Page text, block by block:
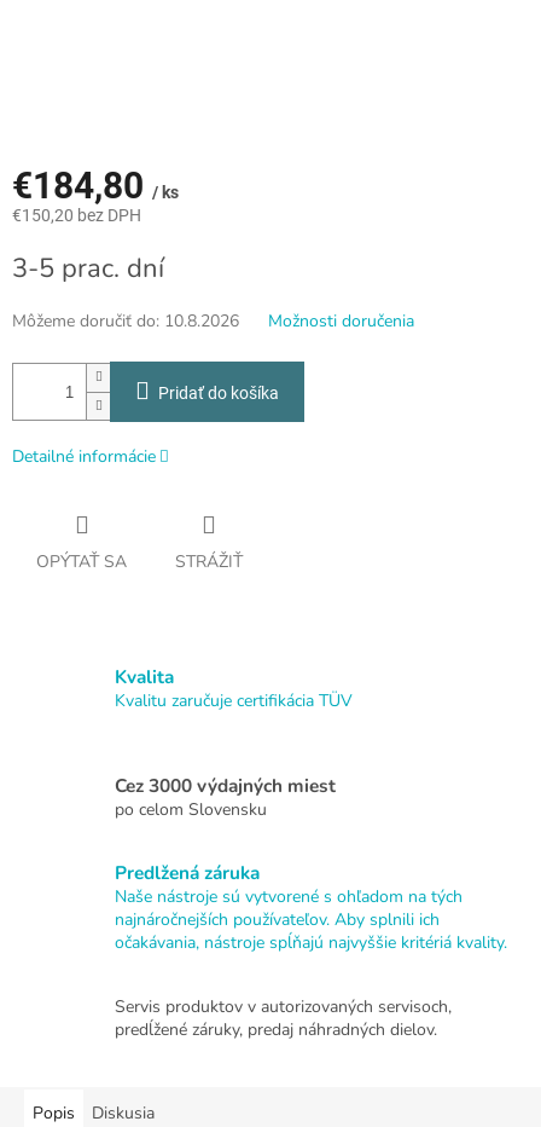
€184,80 / ks
€150,20 bez DPH
cena:
3-5 prac. dní
Môžeme doručiť do: 10.8.2026 Možnosti doručenia
Pridať do košíka
Detailné informácie
OPÝTAŤ SA STRÁŽIŤ
Kvalita
Kvalitu zaručuje certifikácia TÜV
Cez 3000 výdajných miest
po celom Slovensku
Predlžená záruka
Naše nástroje sú vytvorené s ohľadom na tých
najnáročnejších používateľov. Aby splnili ich
očakávania, nástroje spĺňajú najvyššie kritériá kvality.
Servis produktov v autorizovaných servisoch,
predĺžené záruky, predaj náhradných dielov.
Popis Diskusia